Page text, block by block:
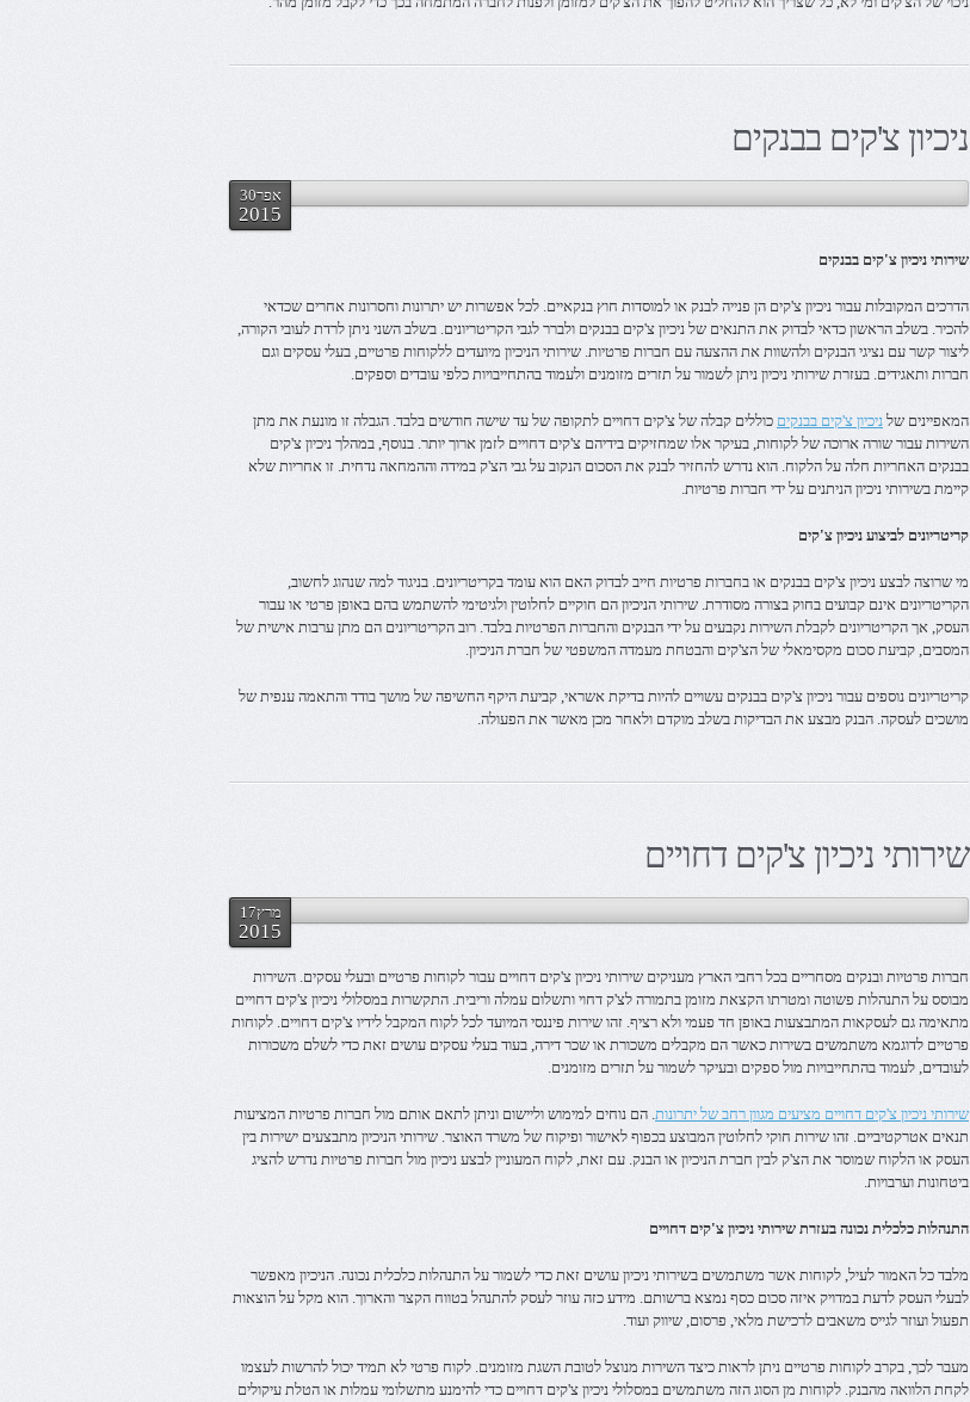
ניכיון צ'קים בבנקים
אפר30
2015
שירותי ניכיון צ'קים בבנקים
הדרכים המקובלות עבור ניכיון צ'קים הן פנייה לבנק או למוסדות חוץ בנקאיים. לכל אפשרות יש יתרונות וחסרונות אחרים שכדאי
להכיר. בשלב הראשון כדאי לבדוק את התנאים של ניכיון צ'קים בבנקים ולברר לגבי הקריטריונים. בשלב השני ניתן לרדת לעובי הקורה,
ליצור קשר עם נציגי הבנקים ולהשוות את ההצעה עם חברות פרטיות. שירותי הניכיון מיועדים ללקוחות פרטיים, בעלי עסקים וגם
חברות ותאגידים. בעזרת שירותי ניכיון ניתן לשמור על תזרים מזומנים ולעמוד בהתחייבויות כלפי עובדים וספקים.
המאפיינים של ניכיון צ'קים בבנקים כוללים קבלה של צ'קים דחויים לתקופה של עד שישה חודשים בלבד. הגבלה זו מונעת את מתן
השירות עבור שורה ארוכה של לקוחות, בעיקר אלו שמחזיקים בידיהם צ'קים דחויים לזמן ארוך יותר. בנוסף, במהלך ניכיון צ'קים
בבנקים האחריות חלה על הלקוח. הוא נדרש להחזיר לבנק את הסכום הנקוב על גבי הצ'ק במידה וההמחאה נדחית. זו אחריות שלא
קיימת בשירותי ניכיון הניתנים על ידי חברות פרטיות.
קריטריונים לביצוע ניכיון צ'קים
מי שרוצה לבצע ניכיון צ'קים בבנקים או בחברות פרטיות חייב לבדוק האם הוא עומד בקריטריונים. בניגוד למה שנהוג לחשוב,
הקריטריונים אינם קבועים בחוק בצורה מסודרת. שירותי הניכיון הם חוקיים לחלוטין ולגיטימי להשתמש בהם באופן פרטי או עבור
העסק, אך הקריטריונים לקבלת השירות נקבעים על ידי הבנקים והחברות הפרטיות בלבד. רוב הקריטריונים הם מתן ערבות אישית של
המסבים, קביעת סכום מקסימאלי של הצ'קים והבטחת מעמדה המשפטי של חברת הניכיון.
קריטריונים נוספים עבור ניכיון צ'קים בבנקים עשויים להיות בדיקת אשראי, קביעת היקף החשיפה של מושך בודד והתאמה ענפית של
מושכים לעסקה. הבנק מבצע את הבדיקות בשלב מוקדם ולאחר מכן מאשר את הפעולה.
שירותי ניכיון צ'קים דחויים
מרץ17
2015
חברות פרטיות ובנקים מסחריים בכל רחבי הארץ מעניקים שירותי ניכיון צ'קים דחויים עבור לקוחות פרטיים ובעלי עסקים. השירות
מבוסס על התנהלות פשוטה ומטרתו הקצאת מזומן בתמורה לצ'ק דחוי ותשלום עמלה וריבית. התקשרות במסלולי ניכיון צ'קים דחויים
מתאימה גם לעסקאות המתבצעות באופן חד פעמי ולא רציף. זהו שירות פיננסי המיועד לכל לקוח המקבל לידיו צ'קים דחויים. לקוחות
פרטיים לדוגמא משתמשים בשירות כאשר הם מקבלים משכורת או שכר דירה, בעוד בעלי עסקים עושים זאת כדי לשלם משכורות
לעובדים, לעמוד בהתחייבויות מול ספקים ובעיקר לשמור על תזרים מזומנים.
שירותי ניכיון צ'קים דחויים מציעים מגוון רחב של יתרונות. הם נוחים למימוש וליישום וניתן לתאם אותם מול חברות פרטיות המציעות
תנאים אטרקטיביים. זהו שירות חוקי לחלוטין המבוצע בכפוף לאישור ופיקוח של משרד האוצר. שירותי הניכיון מתבצעים ישירות בין
העסק או הלקוח שמוסר את הצ'ק לבין חברת הניכיון או הבנק. עם זאת, לקוח המעוניין לבצע ניכיון מול חברות פרטיות נדרש להציג
ביטחונות וערבויות.
התנהלות כלכלית נכונה בעזרת שירותי ניכיון צ'קים דחויים
מלבד כל האמור לעיל, לקוחות אשר משתמשים בשירותי ניכיון עושים זאת כדי לשמור על התנהלות כלכלית נכונה. הניכיון מאפשר
לבעלי העסק לדעת במדויק איזה סכום כסף נמצא ברשותם. מידע כזה עוזר לעסק להתנהל בטווח הקצר והארוך. הוא מקל על הוצאות
תפעול ועוזר לגייס משאבים לרכישת מלאי, פרסום, שיווק ועוד.
מעבר לכך, בקרב לקוחות פרטיים ניתן לראות כיצד השירות מנוצל לטובת השגת מזומנים. לקוח פרטי לא תמיד יכול להרשות לעצמו
לקחת הלוואה מהבנק. לקוחות מן הסוג הזה משתמשים במסלולי ניכיון צ'קים דחויים כדי להימנע מתשלומי עמלות או הטלת עיקולים